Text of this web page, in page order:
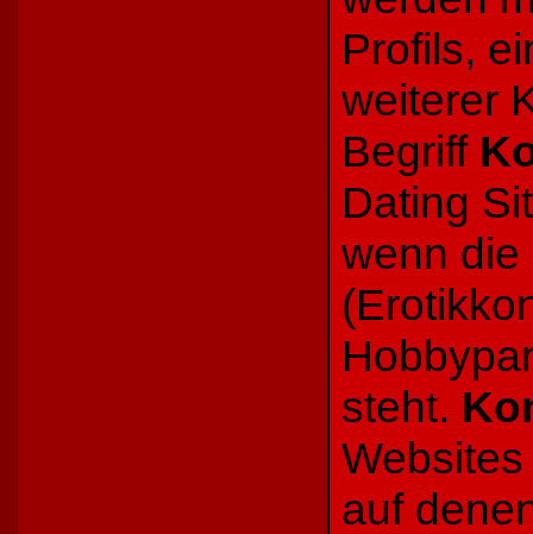
Profils,
weiterer
Begriff
Dating
wenn
steht.
auf